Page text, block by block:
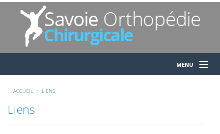
MENU
Accueil
Le centre
ACCUEIL LIENS
Liens